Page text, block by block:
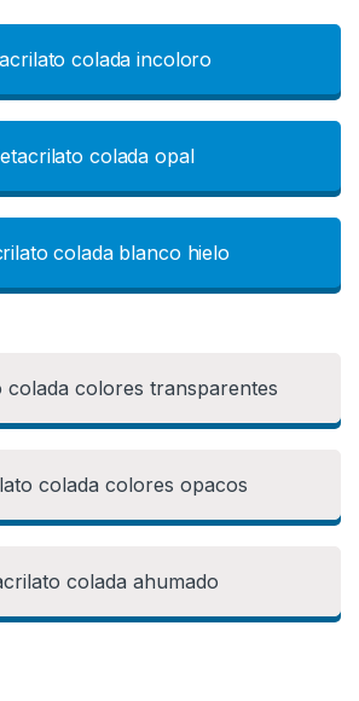
colada incoloro
colada opal
colada blanco hielo
colada colores transparentes
colada colores opacos
colada ahumado